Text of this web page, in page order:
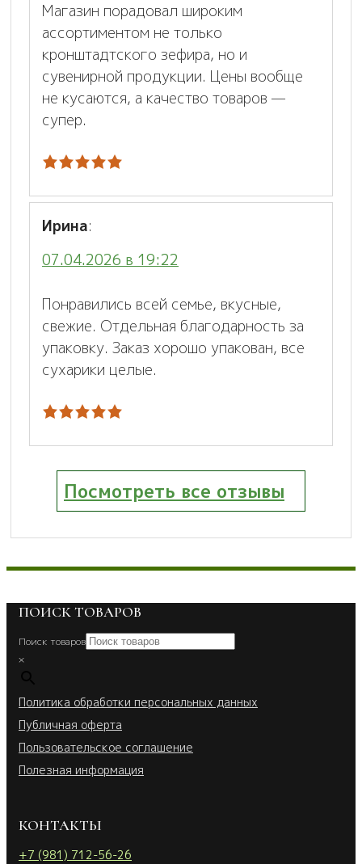
Магазин порадовал широким
ассортиментом не только
кронштадтского зефира, но и
сувенирной продукции. Цены вообще
не кусаются, а качество товаров —
супер.
Ирина:
07.04.2026 в 19:22
Понравились всей семье, вкусные,
свежие. Отдельная благодарность за
упаковку. Заказ хорошо упакован, все
сухарики целые.
Посмотреть все отзывы
ПОИСК ТОВАРОВ
Поиск товаров
×
Политика обработки персональных данных
Публичная оферта
Пользовательское соглашение
Полезная информация
КОНТАКТЫ
+7 (981) 712-56-26